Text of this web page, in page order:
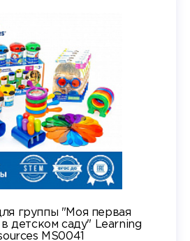
группы "Моя первая
детском саду" Learning
MS0041